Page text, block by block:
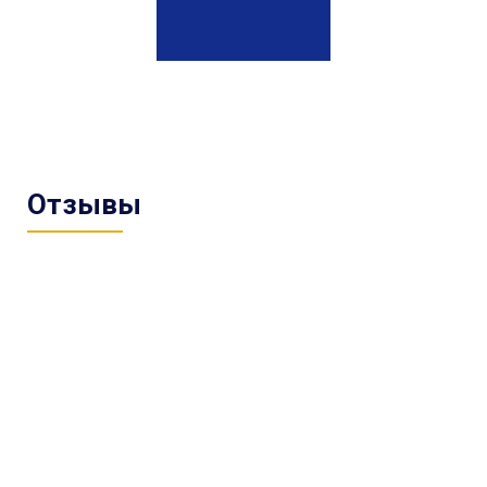
Отзывы